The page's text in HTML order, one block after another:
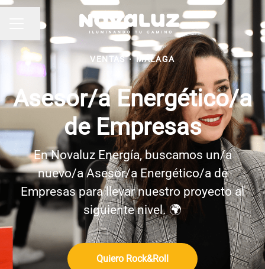
MENÚ DE EMPLEO
Compartir página
VENTAS · MÁLAGA
Asesor/a Energético/a
de Empresas
En Novaluz Energía, buscamos un/a
nuevo/a Asesor/a Energético/a de
Empresas para llevar nuestro proyecto al
siguiente nivel. 🌍
Quiero Rock&Roll